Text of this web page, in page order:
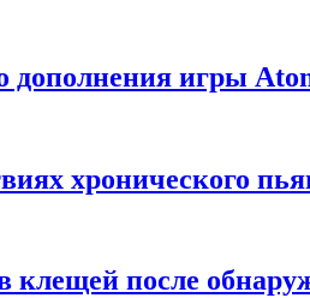
дополнения игры
хронического
клещей после